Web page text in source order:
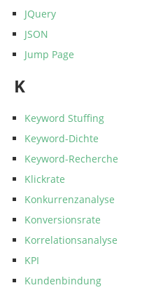
JQuery
JSON
Jump Page
K
Keyword Stuffing
Keyword-Dichte
Keyword-Recherche
Klickrate
Konkurrenzanalyse
Konversionsrate
Korrelationsanalyse
KPI
Kundenbindung